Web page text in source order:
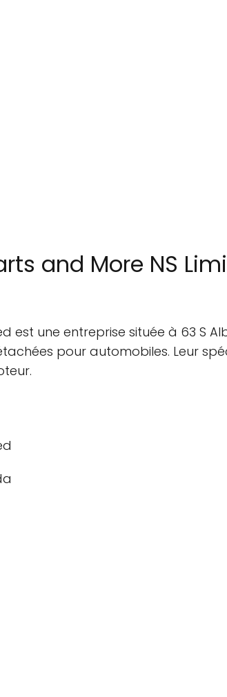
and More NS
est une entreprise située à 63 S
pour automobiles. Leur